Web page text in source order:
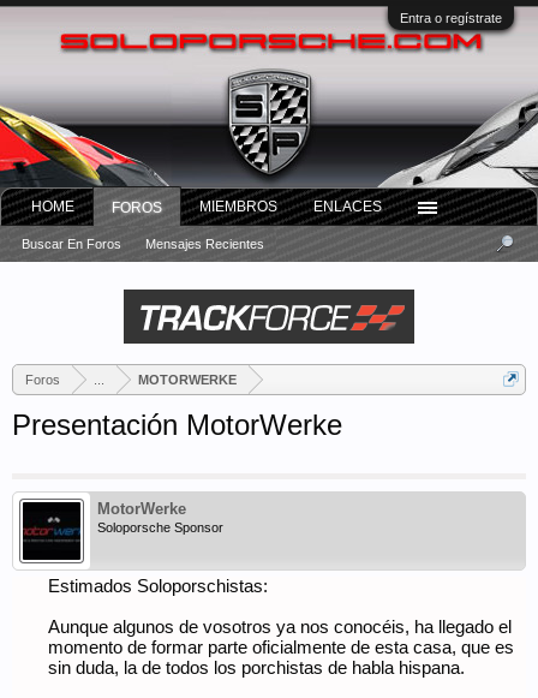
Entra o regístrate
Foros MOTORWERKE
Presentación MotorWerke
MotorWerke
Soloporsche Sponsor
Estimados Soloporschistas:
Aunque algunos de vosotros ya nos conocéis, ha llegado el
momento de formar parte oficialmente de esta casa, que es
sin duda, la de todos los porchistas de habla hispana.
HOME FOROS
Buscar En Foros Mensajes Recientes
MIEMBROS ENLACES